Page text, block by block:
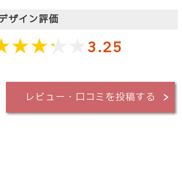
ザイン評価
3.25
レビュー・口コミを投稿する